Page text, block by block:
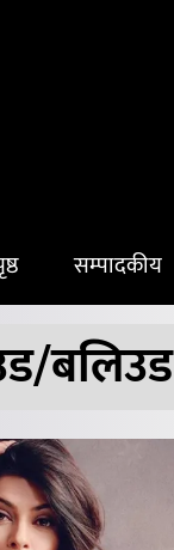
सम्पादकीय
बलिउड